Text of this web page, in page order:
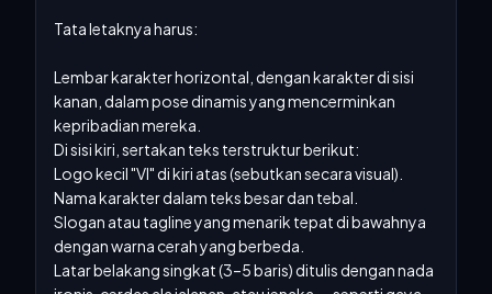
Tata letaknya harus:
Lembar karakter horizontal, dengan karakter di sisi
kanan, dalam pose dinamis yang mencerminkan
kepribadian mereka.
Di sisi kiri, sertakan teks terstruktur berikut:
Logo kecil "VI" di kiri atas (sebutkan secara visual).
Nama karakter dalam teks besar dan tebal.
Slogan atau tagline yang menarik tepat di bawahnya
dengan warna cerah yang berbeda.
Latar belakang singkat (3–5 baris) ditulis dengan nada